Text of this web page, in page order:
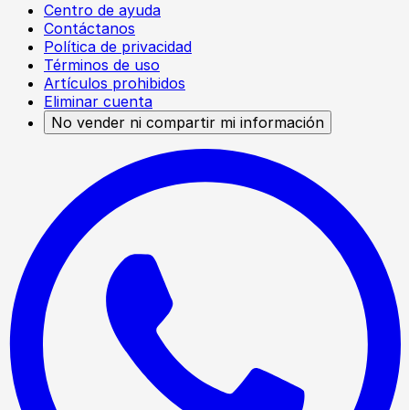
Centro de ayuda
Contáctanos
Política de privacidad
Términos de uso
Artículos prohibidos
Eliminar cuenta
No vender ni compartir mi información